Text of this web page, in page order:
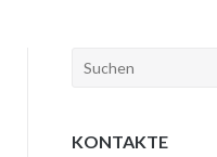
Suchen
KONTAKTE